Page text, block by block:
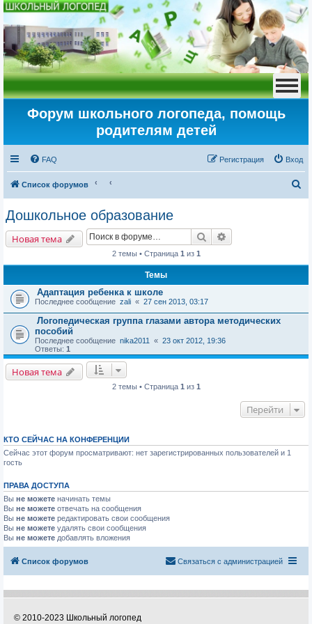
Форум школьного логопеда, помощь
родителям детей
FAQ Вход
Регистрация
Список форумов
о
Дошкольное образование
Новая тема Поиск
2 темы • Страница 1 из 1
Темы
Адаптация ребенка к школе
Последнее сообщение zali « 27 сен 2013, 03:17
Логопедическая группа глазами автора методических
пособий
Последнее сообщение nika2011 « 23 окт 2012, 19:36
Ответы: 1
Новая тема
2 темы • Страница 1 из 1
Перейти
КТО СЕЙЧАС НА КОНФЕРЕНЦИИ
Сейчас этот форум просматривают: нет зарегистрированных пользователей и 1
гость
ПРАВА ДОСТУПА
Вы не можете начинать темы
Вы не можете отвечать на сообщения
Вы не можете редактировать свои сообщения
Вы не можете удалять свои сообщения
Вы не можете добавлять вложения
Список форумов Связаться с администрацией
© 2010-2023 Школьный логопед